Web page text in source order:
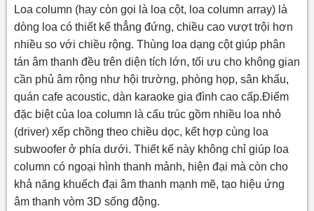
Loa column (hay còn gọi là loa cột, loa column array) là
dòng loa có thiết kế thẳng đứng, chiều cao vượt trội hơn
nhiều so với chiều rộng. Thùng loa dạng cột giúp phân
tán âm thanh đều trên diện tích lớn, tối ưu cho không gian
cần phủ âm rộng như hội trường, phòng họp, sân khấu,
quán cafe acoustic, dàn karaoke gia đình cao cấp.Điểm
đặc biệt của loa column là cấu trúc gồm nhiều loa nhỏ
(driver) xếp chồng theo chiều dọc, kết hợp cùng loa
subwoofer ở phía dưới. Thiết kế này không chỉ giúp loa
column có ngoại hình thanh mảnh, hiện đại mà còn cho
khả năng khuếch đại âm thanh mạnh mẽ, tạo hiệu ứng
âm thanh vòm 3D sống động.